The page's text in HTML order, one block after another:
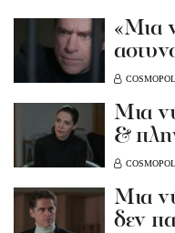
«Μια
Mια
&
Μια
δεν